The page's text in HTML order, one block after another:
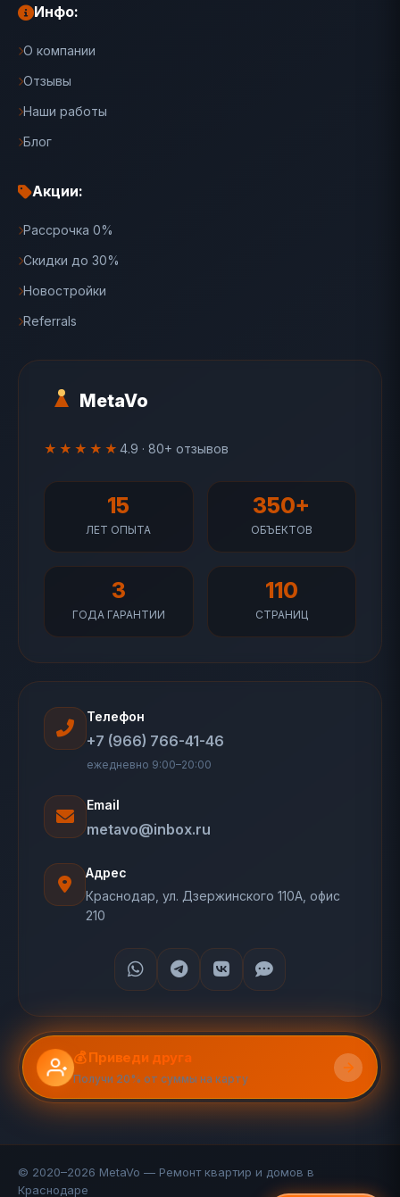
MetaVo
★★★★★ 4.9 · 80+ отзывов
15
ЛЕТ ОПЫТА
350+
ОБЪЕКТОВ
3
ГОДА ГАРАНТИИ
110
СТРАНИЦ
Инфо:
О компании
Отзывы
Наши работы
Блог
Акции:
Рассрочка 0%
Скидки до 30%
Новостройки
Referrals
Телефон
+7 (966) 766-41-46
ежедневно 9:00–20:00
Email
metavo@inbox.ru
Адрес
Краснодар, ул. Дзержинского 110А, офис
210
💰 Приведи друга
Получи 20% от суммы на карту
© 2020–2026 MetaVo — Ремонт квартир и домов в
Краснодаре